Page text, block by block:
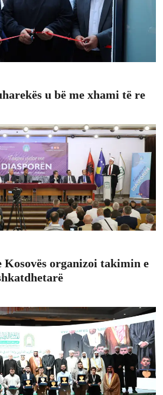
u bë me xhami të re
Kosovës organizoi takimin e